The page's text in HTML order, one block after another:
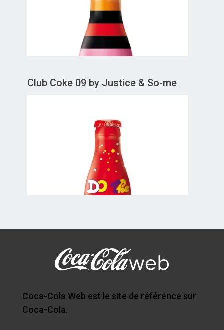
Club Coke 09 by Justice & So-me
Coca-Cola Web est le site de référence sur
Coca-Cola.